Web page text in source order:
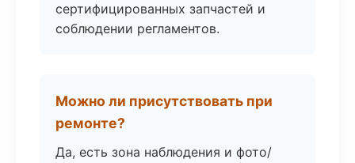
сертифицированных запчастей и
соблюдении регламентов.
Можно ли присутствовать при
ремонте?
Да, есть зона наблюдения и фото/